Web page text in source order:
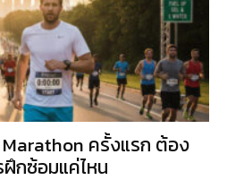
ครั้งแรก ต้อง
ฝึกซ้อมแค่ไหน